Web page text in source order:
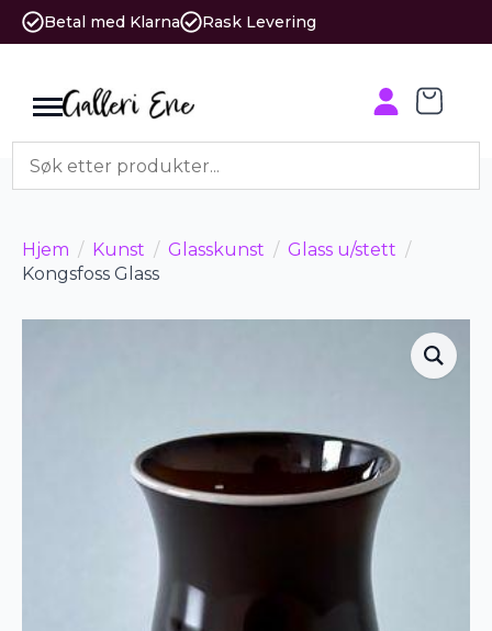
Betal med Klarna Rask Levering
Hjem Kunst Glasskunst
Glass u/stett
Kongsfoss Glass